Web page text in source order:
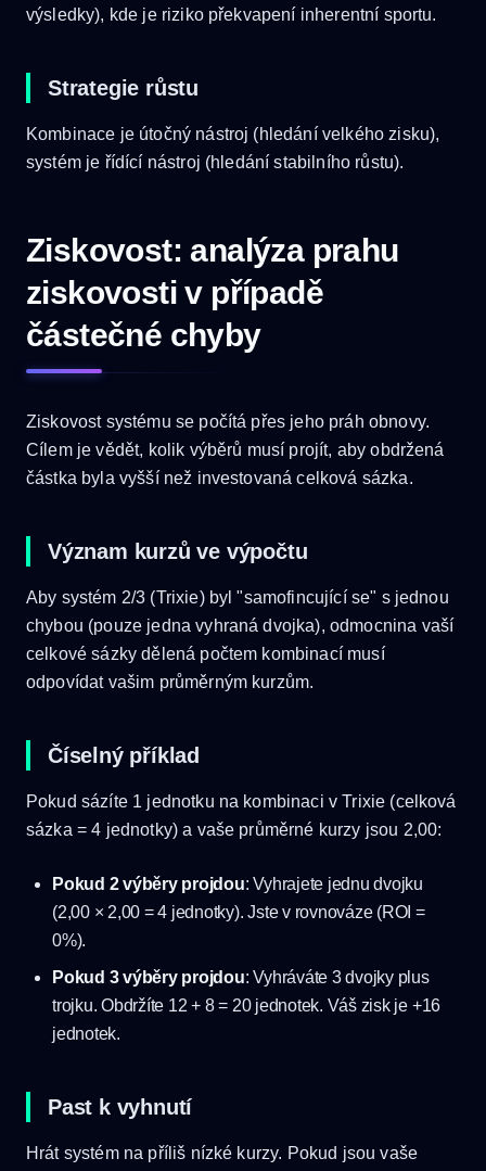
výsledky), kde je riziko překvapení inherentní sportu.
Strategie růstu
Kombinace je útočný nástroj (hledání velkého zisku),
systém je řídící nástroj (hledání stabilního růstu).
Ziskovost: analýza prahu
ziskovosti v případě
částečné chyby
Ziskovost systému se počítá přes jeho práh obnovy.
Cílem je vědět, kolik výběrů musí projít, aby obdržená
částka byla vyšší než investovaná celková sázka.
Význam kurzů ve výpočtu
Aby systém 2/3 (Trixie) byl "samofincující se" s jednou
chybou (pouze jedna vyhraná dvojka), odmocnina vaší
celkové sázky dělená počtem kombinací musí
odpovídat vašim průměrným kurzům.
Číselný příklad
Pokud sázíte 1 jednotku na kombinaci v Trixie (celková
sázka = 4 jednotky) a vaše průměrné kurzy jsou 2,00:
Pokud 2 výběry projdou: Vyhrajete jednu dvojku
(2,00 × 2,00 = 4 jednotky). Jste v rovnováze (ROI =
0%).
Pokud 3 výběry projdou: Vyhráváte 3 dvojky plus
trojku. Obdržíte 12 + 8 = 20 jednotek. Váš zisk je +16
jednotek.
Past k vyhnutí
Hrát systém na příliš nízké kurzy. Pokud jsou vaše